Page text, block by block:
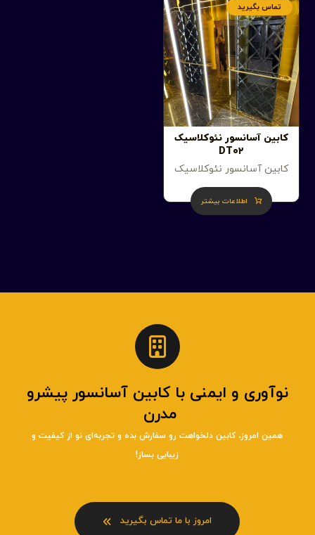
کابین آسانسور نئوکلاسیک
DT۰۲
کابین آسانسور نئوکلاسیک
تماس بگیرید
اطلاعات بیشتر
نوآوری و ایمنی با کابین آسانسور پیشرو
مدرن
همین امروز، کابین دلخواهت رو سفارش بده و تجربه‌ای نو از کیفیت و
زیبایی بساز!
امروز با ما تماس بگیرید